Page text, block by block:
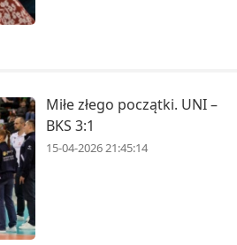
Miłe złego początki. UNI –
BKS 3:1
15-04-2026 21:45:14